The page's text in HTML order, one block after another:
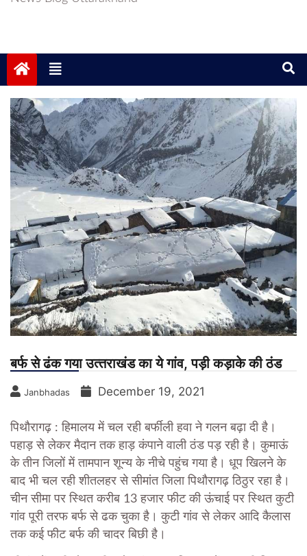
बर्फ से ढंक गया उत्‍तराखंड का ये गांव, पड़ी कड़ाके की ठंड
Janbhadas December 19, 2021
पिथौरागढ़ : हिमालय में चल रही बर्फीली हवा ने गलन बढ़ा दी है।
पहाड़ से लेकर मैदान तक हाड़ कंपाने वाली ठंड पड़ रही है। कुमाऊं
के तीन जिलों में तामपान शून्‍य के नीचे पहुंच गया है। धूप खिलने के
बाद भी चल रही शीतलहर से सीमांत जिला पिथौरागढ़ ठिठुर रहा है।
चीन सीमा पर स्थित करीब 13 हजार फीट की ऊंचाई पर स्थित कुटी
गांव पूरी तरफ बर्फ से ढक चुका है। कुटी गांव से लेकर आदि कैलास
तक कई फीट बर्फ की चादर बिछी है।